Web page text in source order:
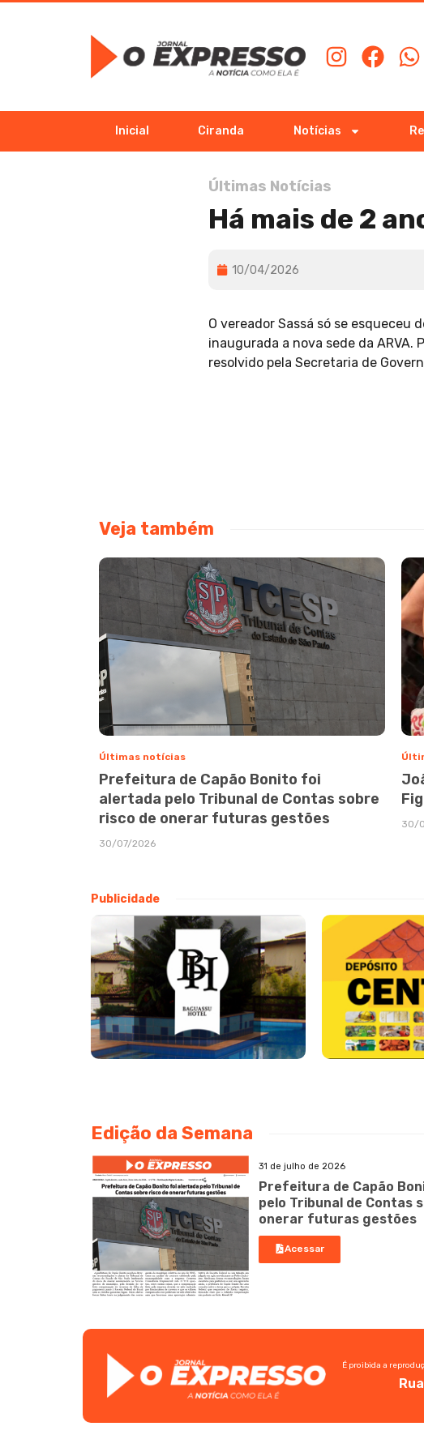
Inicial Ciranda Notícias
Últimas Notícias
Há mais de 2
10/04/2026
O vereador Sassá só se
inaugurada a nova sede da ARVA.
resolvido pela Secretaria de
Veja também
Últimas notícias
Prefeitura de Capão Bonito foi
alertada pelo Tribunal de Contas sobre
risco de onerar futuras gestões
30/07/2026
30/
Publicidade
Edição da Semana
31 de julho de 2026
Prefeitura de Capão
pelo Tribunal de Contas
onerar futuras gestões
Acessar
É proibida a